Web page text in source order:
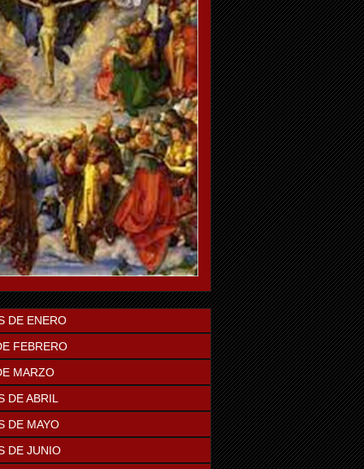
DE ENERO
FEBRERO
MARZO
DE ABRIL
DE MAYO
DE JUNIO